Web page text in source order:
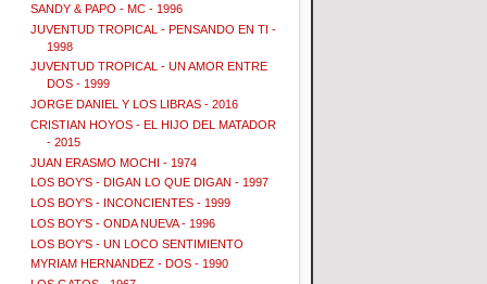
SANDY & PAPO - MC - 1996
JUVENTUD TROPICAL - PENSANDO EN TI -
1998
JUVENTUD TROPICAL - UN AMOR ENTRE
DOS - 1999
JORGE DANIEL Y LOS LIBRAS - 2016
CRISTIAN HOYOS - EL HIJO DEL MATADOR
- 2015
JUAN ERASMO MOCHI - 1974
LOS BOY'S - DIGAN LO QUE DIGAN - 1997
LOS BOY'S - INCONCIENTES - 1999
LOS BOY'S - ONDA NUEVA - 1996
LOS BOY'S - UN LOCO SENTIMIENTO
MYRIAM HERNANDEZ - DOS - 1990